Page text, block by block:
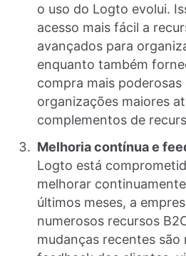
o uso do Logto evolui.
acesso mais fácil a
avançados para
enquanto também
compra mais poderosas
organizações maiores
complementos de
Melhoria contínua e
Logto está
melhorar
últimos meses, a
numerosos recursos
mudanças recentes são